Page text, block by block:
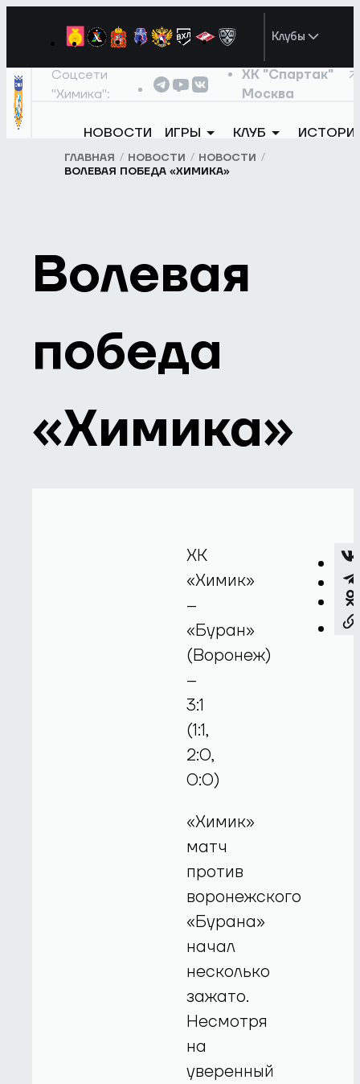
Клубы
Соцсети
"Химика":
ХК "Спартак"
Москва
НОВОСТИ ИГРЫ КЛУБ
ГЛАВНАЯ НОВОСТИ
НОВОСТИ
ВОЛЕВАЯ ПОБЕДА «ХИМИКА»
Волевая
победа
«Химика»
ХК
«Химик»
–
«Буран»
(Воронеж)
–
3:1
(1:1,
2:0,
0:0)
«Химик»
матч
против
воронежского
«Бурана»
начал
несколько
зажато.
Несмотря
на
уверенный